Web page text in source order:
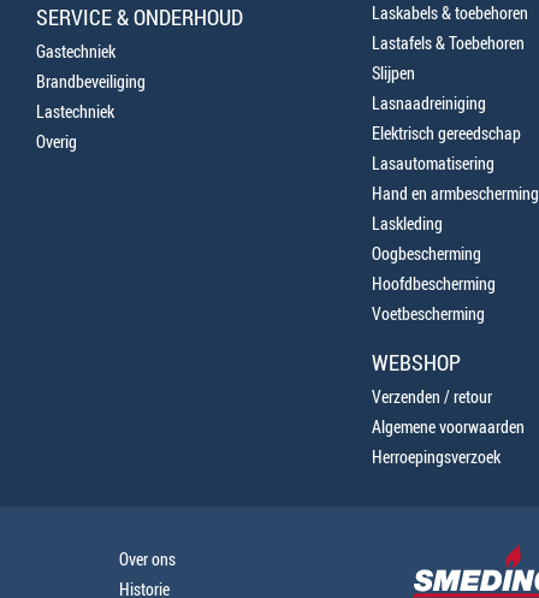
SERVICE & ONDERHOUD
Gastechniek
Brandbeveiliging
Lastechniek
Overig
Laskabels & toebehoren
Lastafels & Toebehoren
Slijpen
Lasnaadreiniging
Elektrisch gereedschap
Lasautomatisering
Hand en armbescherming
Laskleding
Oogbescherming
Hoofdbescherming
Voetbescherming
WEBSHOP
Verzenden / retour
Algemene voorwaarden
Herroepingsverzoek
Over ons
Historie